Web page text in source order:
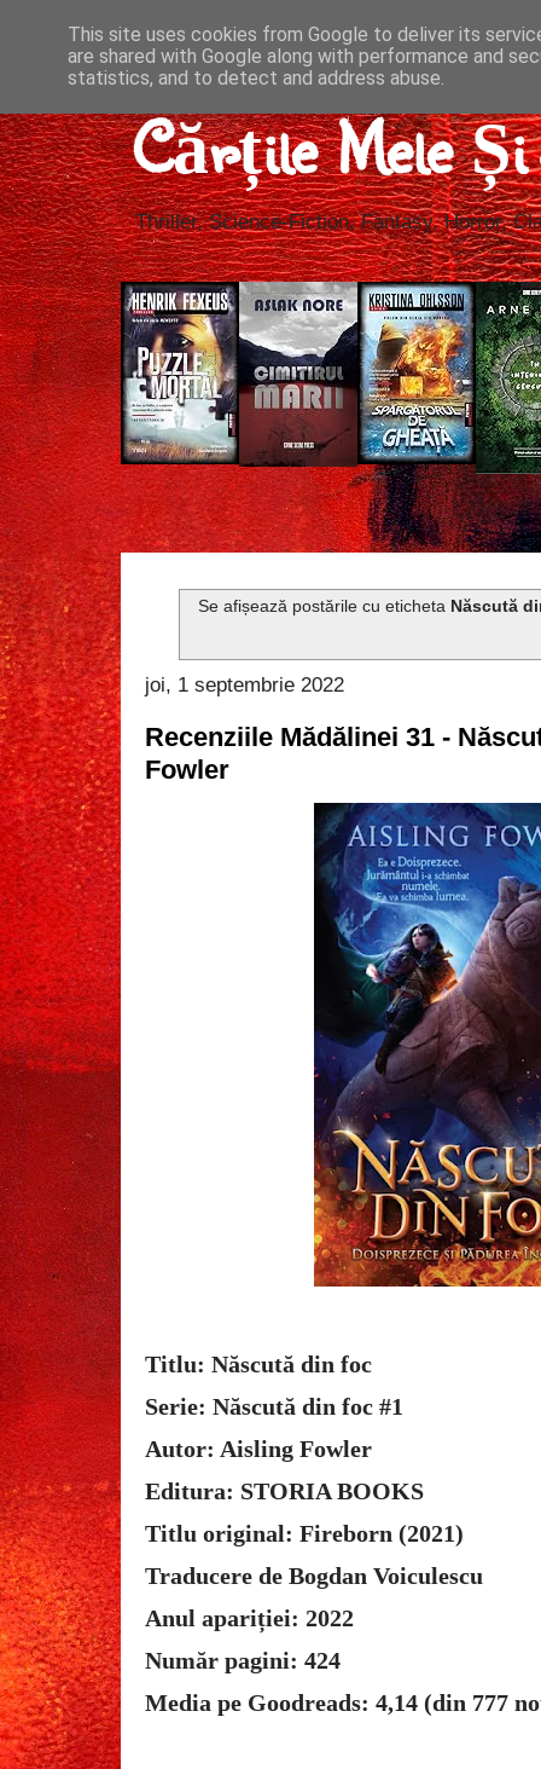
Cărțile Mele
Thriller, Science-Fiction, Fantasy, Horror,
Se afișează postările cu eticheta Născută
joi, 1 septembrie 2022
Recenziile Mădălinei 31 -
Fowler
Titlu: Născută din foc
Serie: Născută din foc #1
Autor: Aisling Fowler
Editura: STORIA BOOKS
Titlu original: Fireborn (2021)
Traducere de Bogdan Voiculescu
Anul apariției: 2022
Număr pagini: 424
Media pe Goodreads: 4,14 (din 777
This site uses cookies from Google to deliver its
are shared with Google along with performance and
statistics, and to detect and address abuse.